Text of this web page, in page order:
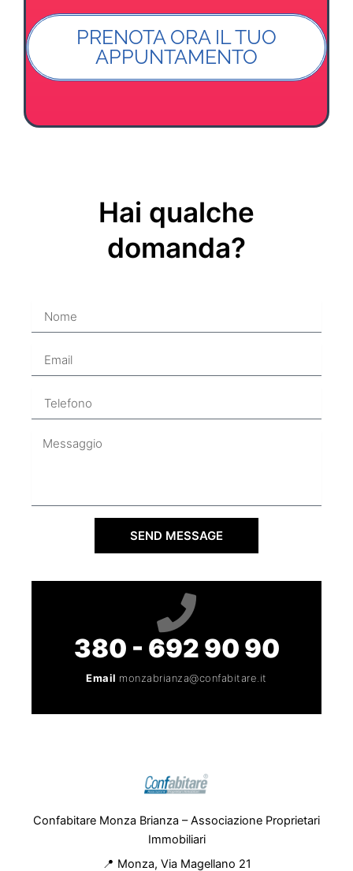
PRENOTA ORA IL TUO
APPUNTAMENTO
Hai qualche
domanda?
Messaggio
SEND MESSAGE
380 - 692 90 90
Email monzabrianza@confabitare.it
Confabitare Monza Brianza – Associazione Proprietari
Immobiliari
📍 Monza, Via Magellano 21